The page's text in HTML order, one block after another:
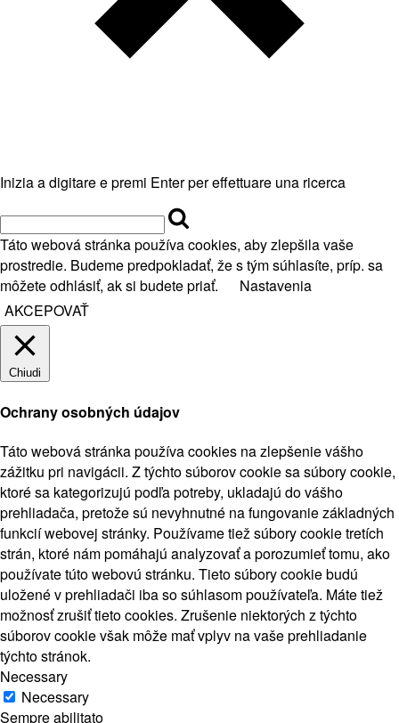
Inizia a digitare e premi Enter per effettuare una ricerca
Táto webová stránka používa cookies, aby zlepšila vaše
prostredie. Budeme predpokladať, že s tým súhlasíte, príp. sa
môžete odhlásiť, ak si budete priať.
Nastavenia
AKCEPOVAŤ
Chiudi
Ochrany osobných údajov
Táto webová stránka používa cookies na zlepšenie vášho
zážitku pri navigácii. Z týchto súborov cookie sa súbory cookie,
ktoré sa kategorizujú podľa potreby, ukladajú do vášho
prehliadača, pretože sú nevyhnutné na fungovanie základných
funkcií webovej stránky. Používame tiež súbory cookie tretích
strán, ktoré nám pomáhajú analyzovať a porozumieť tomu, ako
používate túto webovú stránku. Tieto súbory cookie budú
uložené v prehliadači iba so súhlasom používateľa. Máte tiež
možnosť zrušiť tieto cookies. Zrušenie niektorých z týchto
súborov cookie však môže mať vplyv na vaše prehliadanie
týchto stránok.
Necessary
Necessary
Sempre abilitato